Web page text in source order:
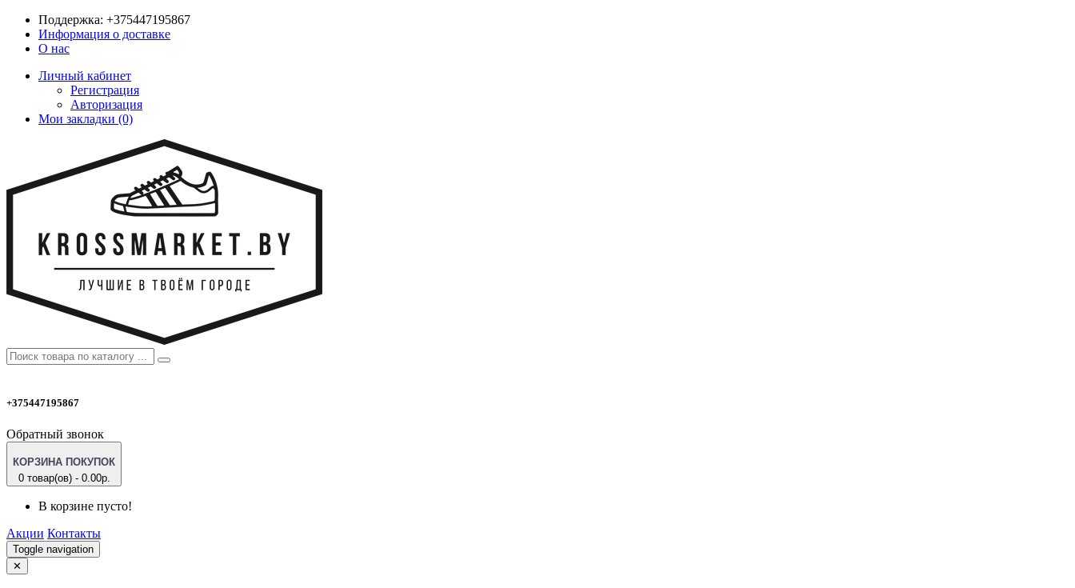
Поддержка: +375447195867
Информация о доставке
О нас
Личный кабинет
Регистрация
Авторизация
Мои закладки (0)
+375447195867
Обратный звонок
КОРЗИНА ПОКУПОК
0 товар(ов) - 0.00р.
В корзине пусто!
Акции Контакты
Toggle navigation
✕